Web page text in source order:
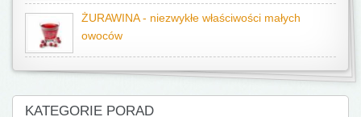
ŻURAWINA - niezwykłe właściwości małych
owoców
KATEGORIE PORAD